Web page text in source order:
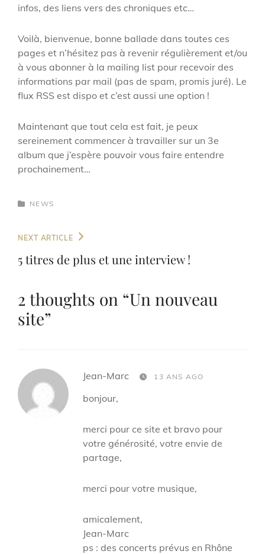
infos, des liens vers des chroniques etc…
Voilà, bienvenue, bonne ballade dans toutes ces
pages et n’hésitez pas à revenir régulièrement et/ou
à vous abonner à la mailing list pour recevoir des
informations par mail (pas de spam, promis juré). Le
flux RSS est dispo et c’est aussi une option !
Maintenant que tout cela est fait, je peux
sereinement commencer à travailler sur un 3e
album que j’espère pouvoir vous faire entendre
prochainement…
CATEGORIES
NEWS
Navigation
de
l’article
Next
Post
NEXT ARTICLE
5 titres de plus et une interview !
2 thoughts on “Un nouveau
site”
Jean-Marc says: 13 ANS AGO
bonjour,
merci pour ce site et bravo pour
votre générosité, votre envie de
partage,
merci pour votre musique,
amicalement,
Jean-Marc
ps : des concerts prévus en Rhône